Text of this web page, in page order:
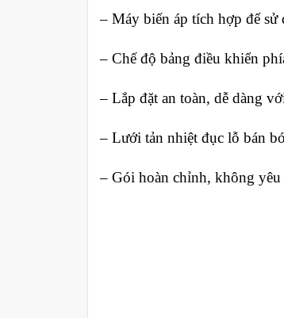
– Máy biến áp tích hợp để
– Chế độ bảng điều khiển
– Lắp đặt an toàn, dễ dàng
– Lưới tản nhiệt đục lỗ bán
– Gói hoàn chỉnh, không